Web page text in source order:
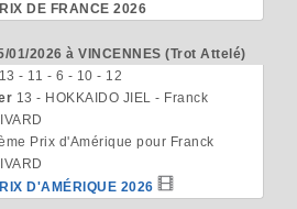
DE FRANCE 2026
01/2026 à VINCENNES (Trot Attelé)
- 11 - 6 - 10 - 12
13 - HOKKAIDO JIEL - Franck
Prix d'Amérique pour Franck
D'AMÉRIQUE 2026